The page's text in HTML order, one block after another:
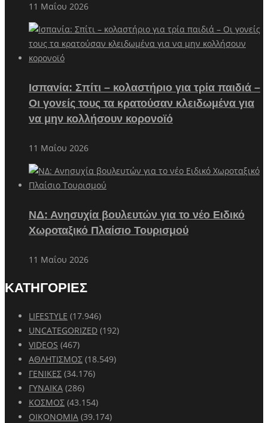
11 Μαΐου 2026
Ισπανία: Σπίτι – κολαστήριο για τρία παιδιά –
Οι γονείς τους τα κρατούσαν κλειδωμένα για
να μην κολλήσουν κορονοϊό
11 Μαΐου 2026
ΝΔ: Ανησυχία βουλευτών για το νέο Ειδικό
Χωροταξικό Πλαίσιο Τουρισμού
11 Μαΐου 2026
ΚΑΤΗΓΟΡΙΕΣ
LIFESTYLE (17.946)
UNCATEGORIZED (192)
VIDEOS (467)
ΑΘΛΗΤΙΣΜΟΣ (18.549)
ΓΕΝΙΚΕΣ (34.176)
ΓΥΝΑΙΚΑ (286)
ΚΟΣΜΟΣ (43.154)
ΟΙΚΟΝΟΜΙΑ (39.174)